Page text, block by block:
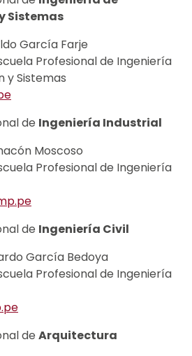
Sistemas
García Farje
Profesional de Ingeniería
y Sistemas
de Ingeniería Industrial
Moscoso
Profesional de Ingeniería
de Ingeniería Civil
García Bedoya
Profesional de Ingeniería
de Arquitectura